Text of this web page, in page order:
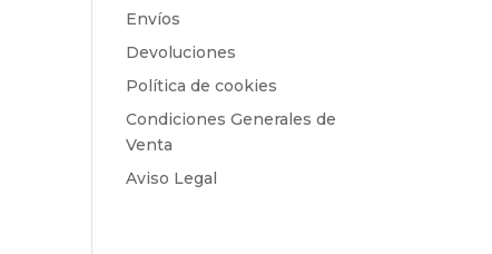
Envíos
Devoluciones
Política de cookies
Condiciones Generales de
Venta
Aviso Legal